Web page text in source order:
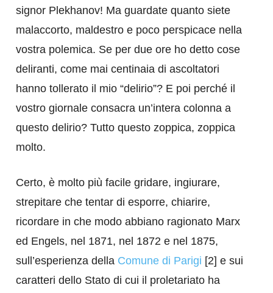
signor Plekhanov! Ma guardate quanto siete
malaccorto, maldestro e poco perspicace nella
vostra polemica. Se per due ore ho detto cose
deliranti, come mai centinaia di ascoltatori
hanno tollerato il mio “delirio”? E poi perché il
vostro giornale consacra un’intera colonna a
questo delirio? Tutto questo zoppica, zoppica
molto.
Certo, è molto più facile gridare, ingiurare,
strepitare che tentar di esporre, chiarire,
ricordare in che modo abbiano ragionato Marx
ed Engels, nel 1871, nel 1872 e nel 1875,
sull’esperienza della Comune di Parigi [2] e sui
caratteri dello Stato di cui il proletariato ha